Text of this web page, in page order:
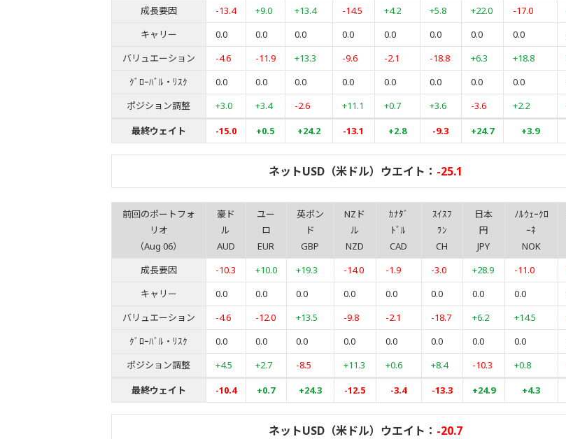
成長要因
-13.4 +9.0 +13.4 -14.5 +4.2 +5.8 +22.0 -17.0
キャリー
0.0 0.0 0.0 0.0 0.0 0.0 0.0 0.0
バリュエーション
-4.6 -11.9 +13.3 -9.6 -2.1 -18.8 +6.3 +18.8
ｸﾞﾛｰﾊﾞﾙ・ﾘｽｸ
0.0 0.0 0.0 0.0 0.0 0.0 0.0 0.0
ポジション調整
+3.0 +3.4 -2.6 +11.1 +0.7 +3.6 -3.6 +2.2
最終ウェイト
-15.0 +0.5 +24.2 -13.1 +2.8 -9.3 +24.7 +3.9
ネットUSD（米ドル）ウエイト： -25.1
前回のポートフォ
リオ
（Aug 06）
豪ド
ル
AUD
ユー
ロ
EUR
英ポン
ド
GBP
NZド
ル
NZD
ｶﾅﾀﾞ
ﾄﾞﾙ
CAD
ｽｲｽﾌ
ﾗﾝ
CH
日本
円
JPY
ﾉﾙｳｪｰｸﾛ
ｰﾈ
NOK
成長要因
-10.3 +10.0 +19.3 -14.0 -1.9 -3.0 +28.9 -11.0
キャリー
0.0 0.0 0.0 0.0 0.0 0.0 0.0 0.0
バリュエーション
-4.6 -12.0 +13.5 -9.8 -2.1 -18.7 +6.2 +14.5
ｸﾞﾛｰﾊﾞﾙ・ﾘｽｸ
0.0 0.0 0.0 0.0 0.0 0.0 0.0 0.0
ポジション調整
+4.5 +2.7 -8.5 +11.3 +0.6 +8.4 -10.3 +0.8
最終ウェイト
-10.4 +0.7 +24.3 -12.5 -3.4 -13.3 +24.9 +4.3
ネットUSD（米ドル）ウエイト： -20.7